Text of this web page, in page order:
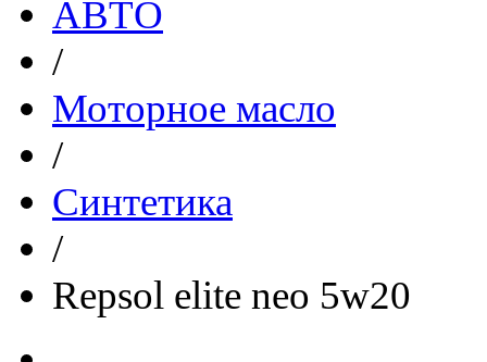
АВТО
/
Моторное масло
/
Синтетика
/
Repsol elite neo 5w20